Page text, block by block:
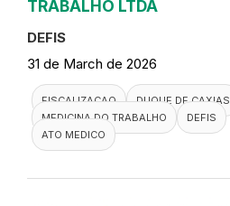
TRABALHO LTDA
DEFIS
31 de March de 2026
FISCALIZACAO
DUQUE DE CAXIAS
MEDICINA DO TRABALHO
DEFIS
ATO MEDICO